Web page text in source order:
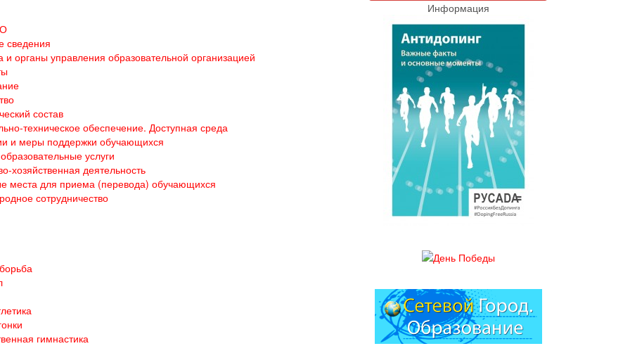
сведения
и органы управления образовательной организацией
состав
техническое обеспечение. Доступная среда
и меры поддержки обучающихся
услуги
хозяйственная деятельность
места для приема (перевода) обучающихся
сотрудничество
гимнастика
Информация